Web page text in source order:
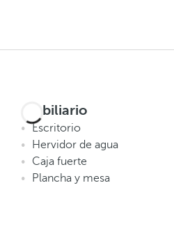
Mobiliario
Escritorio
Hervidor de agua
Caja fuerte
Plancha y mesa